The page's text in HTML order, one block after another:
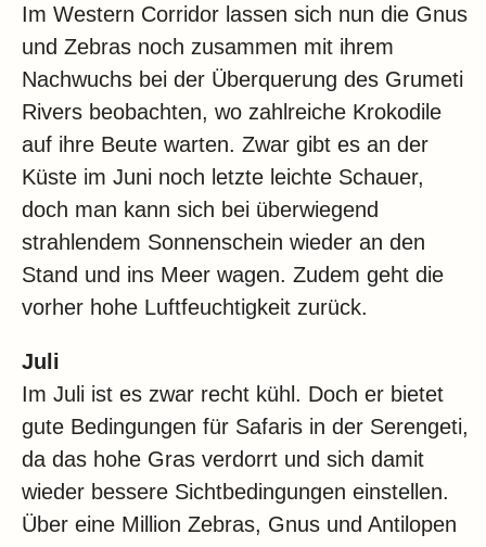
Im Western Corridor lassen sich nun die Gnus
und Zebras noch zusammen mit ihrem
Nachwuchs bei der Überquerung des Grumeti
Rivers beobachten, wo zahlreiche Krokodile
auf ihre Beute warten. Zwar gibt es an der
Küste im Juni noch letzte leichte Schauer,
doch man kann sich bei überwiegend
strahlendem Sonnenschein wieder an den
Stand und ins Meer wagen. Zudem geht die
vorher hohe Luftfeuchtigkeit zurück.
Juli
Im Juli ist es zwar recht kühl. Doch er bietet
gute Bedingungen für Safaris in der Serengeti,
da das hohe Gras verdorrt und sich damit
wieder bessere Sichtbedingungen einstellen.
Über eine Million Zebras, Gnus und Antilopen